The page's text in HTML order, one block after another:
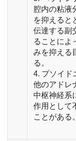
腔内の粘液
を抑えると
伝達する副
ることによ
みを抑える
る。
4. プソイド
他のアドレ
中枢神経系
作用として
ことがある。